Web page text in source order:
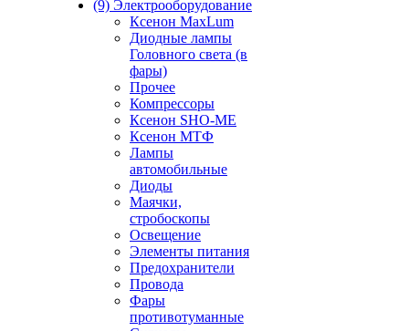
(9) Электрооборудование
Ксенон MaxLum
Диодные лампы
Головного света (в
фары)
Прочее
Компрессоры
Ксенон SHO-ME
Ксенон МТФ
Лампы
автомобильные
Диоды
Маячки,
стробоскопы
Освещение
Элементы питания
Предохранители
Провода
Фары
противотуманные